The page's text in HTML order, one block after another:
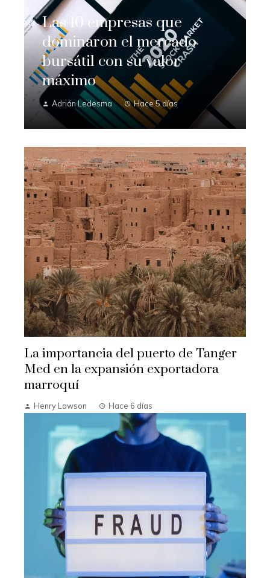
Las 10 empresas que
dominaron el mercado
bursátil con su valor
máximo
Adrián Ledesma Hace 5 días
La importancia del puerto de Tanger
Med en la expansión exportadora
marroquí
Henry Lawson Hace 6 días